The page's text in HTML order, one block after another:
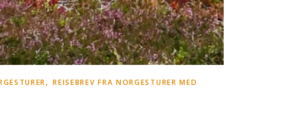
,REISEBREV FRA NORGESTURER MED